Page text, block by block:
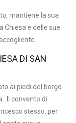
mantiene la sua
Chiesa e delle sue
DI SAN
ai piedi del borgo
. Il convento di
stesso, per